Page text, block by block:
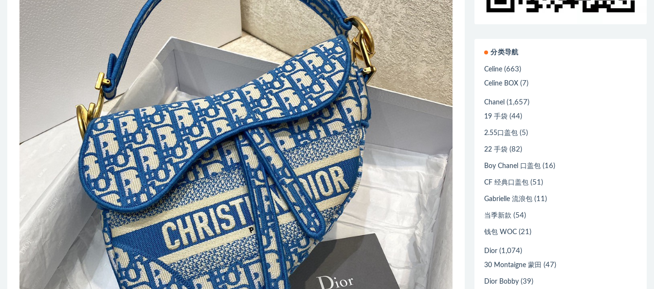
分类导航
Celine (663)
Celine BOX (7)
Chanel (1,657)
19 手袋 (44)
2.55口盖包 (5)
22 手袋 (82)
Boy Chanel 口盖包 (16)
CF 经典口盖包 (51)
Gabrielle 流浪包 (11)
当季新款 (54)
钱包 WOC (21)
Dior (1,074)
30 Montaigne 蒙田 (47)
Dior Bobby (39)